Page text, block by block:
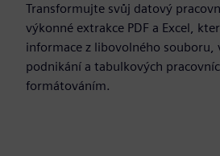
Transformujte svůj datový
výkonné extrakce PDF a Excel,
informace z libovolného souboru,
podnikání a tabulkových
formátováním.